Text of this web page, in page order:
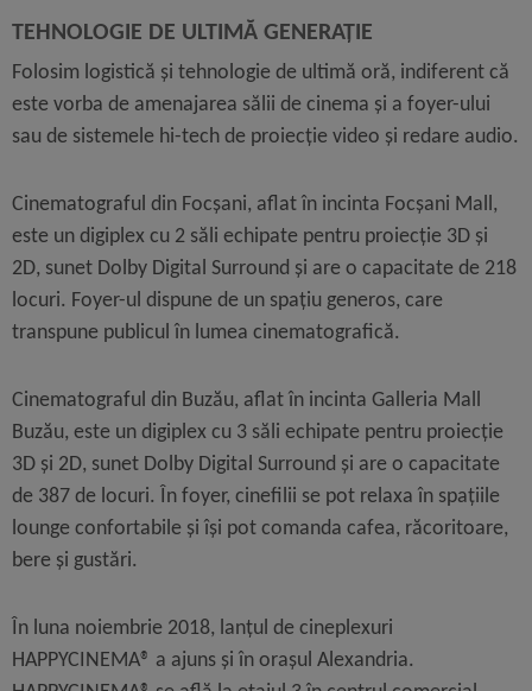
TEHNOLOGIE DE ULTIMĂ GENERAȚIE
Folosim logistică și tehnologie de ultimă oră, indiferent că
este vorba de amenajarea sălii de cinema și a foyer-ului
sau de sistemele hi-tech de proiecție video și redare audio.
Cinematograful din Focșani, aflat în incinta Focșani Mall,
este un digiplex cu 2 săli echipate pentru proiecție 3D și
2D, sunet Dolby Digital Surround și are o capacitate de 218
locuri. Foyer-ul dispune de un spațiu generos, care
transpune publicul în lumea cinematografică.
Cinematograful din Buzău, aflat în incinta Galleria Mall
Buzău, este un digiplex cu 3 săli echipate pentru proiecție
3D și 2D, sunet Dolby Digital Surround și are o capacitate
de 387 de locuri. În foyer, cinefilii se pot relaxa în spațiile
lounge confortabile și își pot comanda cafea, răcoritoare,
bere și gustări.
În luna noiembrie 2018, lanțul de cineplexuri
HAPPYCINEMA® a ajuns și în orașul Alexandria.